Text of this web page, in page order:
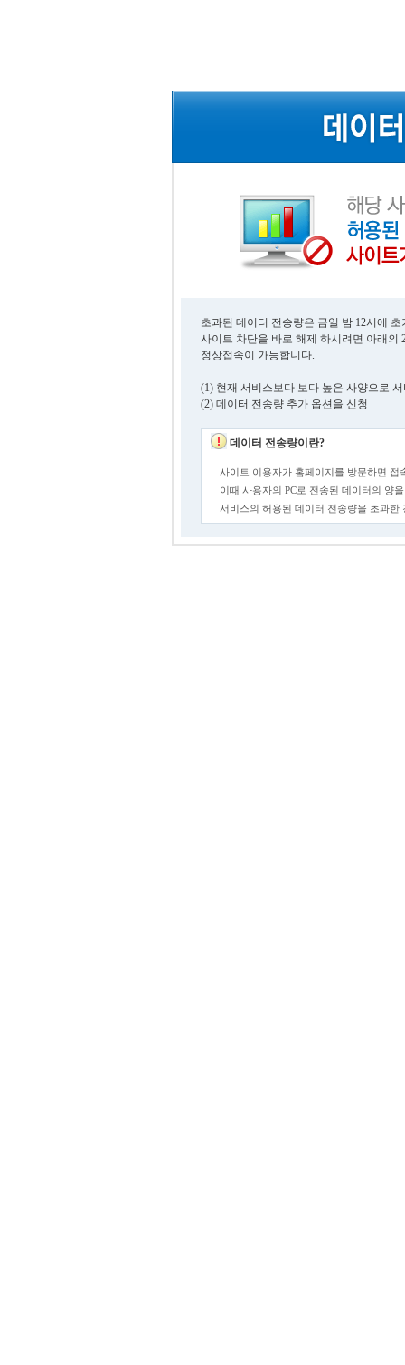
초과된 데이터 전송량은 금일 밤 12시에
사이트 차단을 바로 해제 하시려면 아래의
정상접속이 가능합니다.
(1) 현재 서비스보다 보다 높은 사양으로
(2) 데이터 전송량 추가 옵션을 신청
데이터 전송량이란?
사이트 이용자가 홈페이지를 방문하면 접
이때 사용자의 PC로 전송된 데이터의 양
서비스의 허용된 데이터 전송량을 초과